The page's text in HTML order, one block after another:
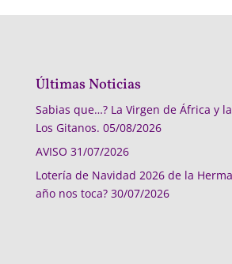
Últimas Noticias
Sabias que…? La Virgen de África y
Los Gitanos. 05/08/2026
AVISO 31/07/2026
Lotería de Navidad 2026 de la
año nos toca? 30/07/2026